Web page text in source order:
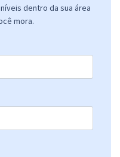
dentro da sua área
mora.